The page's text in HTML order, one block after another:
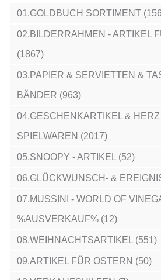
01.GOLDBUCH SORTIMENT
02.BILDERRAHMEN - ARTIKEL
(1867)
03.PAPIER & SERVIETTEN &
BÄNDER (963)
04.GESCHENKARTIKEL & HERZ
SPIELWAREN (2017)
05.SNOOPY - ARTIKEL (52)
06.GLÜCKWUNSCH- &
07.MUSSINI - WORLD OF
%AUSVERKAUF% (12)
08.WEIHNACHTSARTIKEL (551)
09.ARTIKEL FÜR OSTERN (50)